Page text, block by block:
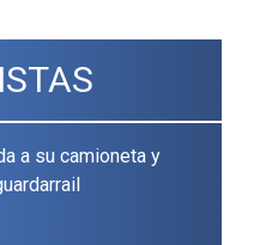
a su camioneta y